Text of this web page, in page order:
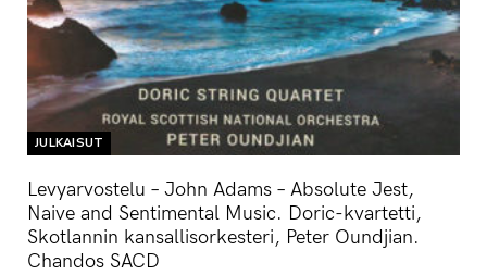
JULKAISUT
Levyarvostelu – John Adams – Absolute Jest,
Naive and Sentimental Music. Doric-kvartetti,
Skotlannin kansallisorkesteri, Peter Oundjian.
Chandos SACD